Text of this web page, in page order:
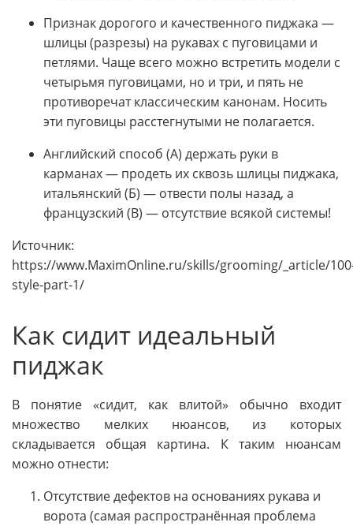
Признак дорогого и качественного пиджака —
шлицы (разрезы) на рукавах с пуговицами и
петлями. Чаще всего можно встретить модели с
четырьмя пуговицами, но и три, и пять не
противоречат классическим канонам. Носить
эти пуговицы расстегнутыми не полагается.
Английский способ (А) держать руки в
карманах — продеть их сквозь шлицы пиджака,
итальянский (Б) — отвести полы назад, а
французский (В) — отсутствие всякой системы!
Источник:
https://www.MaximOnline.ru/skills/grooming/_article/
style-part-1/
Как сидит идеальный
пиджак
В понятие «сидит, как влитой» обычно входит
множество мелких нюансов, из которых
складывается общая картина. К таким нюансам
можно отнести:
Отсутствие дефектов на основаниях рукава и
ворота (самая распространённая проблема